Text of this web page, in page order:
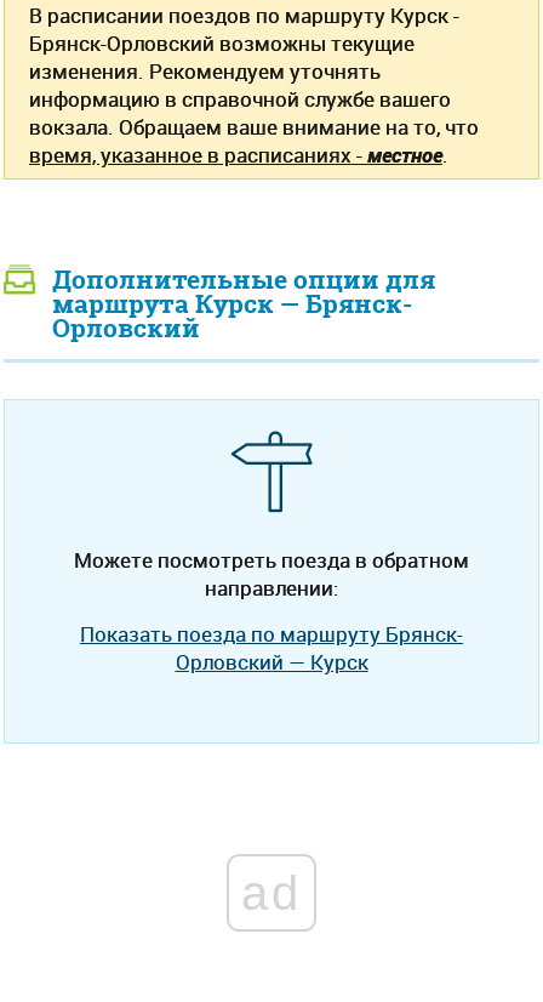
В расписании поездов по маршруту Курск -
Брянск-Орловский возможны текущие
изменения. Рекомендуем уточнять
информацию в справочной службе вашего
вокзала. Обращаем ваше внимание на то, что
время, указанное в расписаниях -местное.
Дополнительные опции для
маршрута Курск — Брянск-
Орловский
Можете посмотреть поезда в обратном
направлении:
Показать поезда по маршруту Брянск-
Орловский — Курск
ad